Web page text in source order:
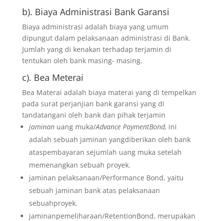
b). Biaya Administrasi Bank Garansi
Biaya administrasi adalah biaya yang umum
dipungut dalam pelaksanaan administrasi di Bank.
Jumlah yang di kenakan terhadap terjamin di
tentukan oleh bank masing- masing.
c). Bea Meterai
Bea Materai adalah biaya materai yang di tempelkan
pada surat perjanjian bank garansi yang di
tandatangani oleh bank dan pihak terjamin
jaminan uang muka/Advance PaymentBond, ini
adalah sebuah jaminan yangdiberikan oleh bank
ataspembayaran sejumlah uang muka setelah
memenangkan sebuah proyek.
jaminan pelaksanaan/Performance Bond, yaitu
sebuah jaminan bank atas pelaksanaan
sebuahproyek.
jaminanpemeliharaan/RetentionBond, merupakan